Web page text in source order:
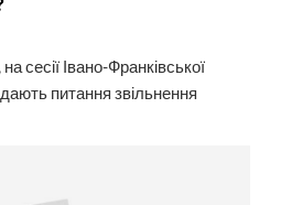
сесії Івано-Франківської
питання звільнення